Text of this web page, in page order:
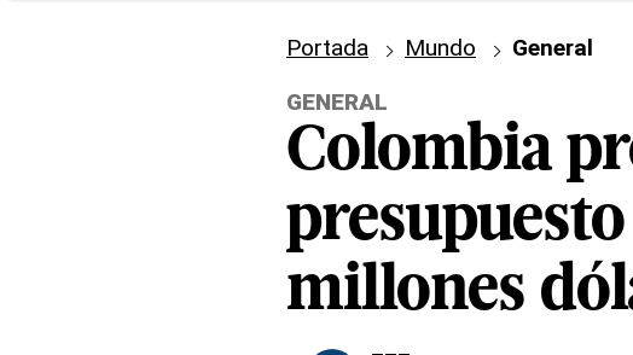
Portada Mundo
General
GENERAL
Colombia
millones